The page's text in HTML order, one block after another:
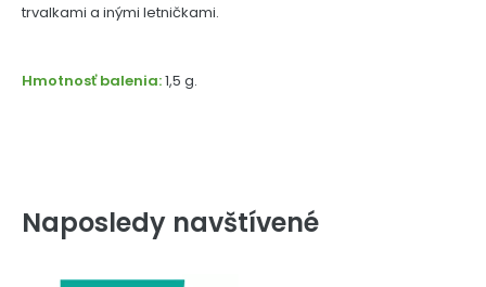
trvalkami a inými letničkami.
Hmotnosť balenia:1,5 g.
Naposledy navštívené